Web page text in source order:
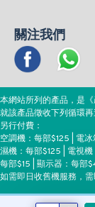
關注我們
本網站所列的產品，是
就該產品徵收下列循環
另行付費：
空調機：每部$125 | 電
濕機：每部$125 | 電視
每部$15 | 顯示器：每部
如需即日收舊機服務，